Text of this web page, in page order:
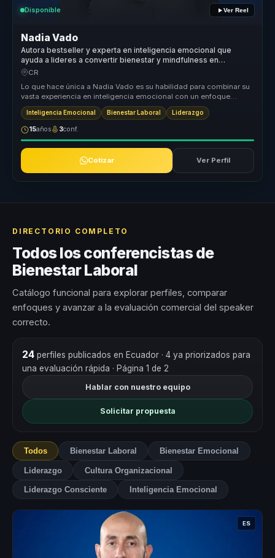
Disponible Ver Reel
Nadia Vado
Autora bestseller y experta en inteligencia emocional que
ayuda a lideres a convertir bienestar y mindfulness en
productividad y entornos saludables.
CR
Lo que hace única a Nadia Vado es su habilidad para combinar su
vasta experiencia en inteligencia emocional con un enfoque
práctico y apl...
Inteligencia Emocional Bienestar Laboral Liderazgo
15años 3conf.
Cotizar Ver Perfil
DIRECTORIO COMPLETO
Todos los conferencistas de
Bienestar Laboral
Catálogo funcional para explorar perfiles, comparar
enfoques y avanzar a la evaluación comercial del speaker
correcto.
24perfiles publicados en Ecuador · 4 ya priorizados para
una evaluación rápida · Página 1 de 2
Hablar con nuestro equipo
Solicitar propuesta
Todos Bienestar Laboral Bienestar Emocional
Liderazgo Cultura Organizacional
Liderazgo Consciente Inteligencia Emocional
ES